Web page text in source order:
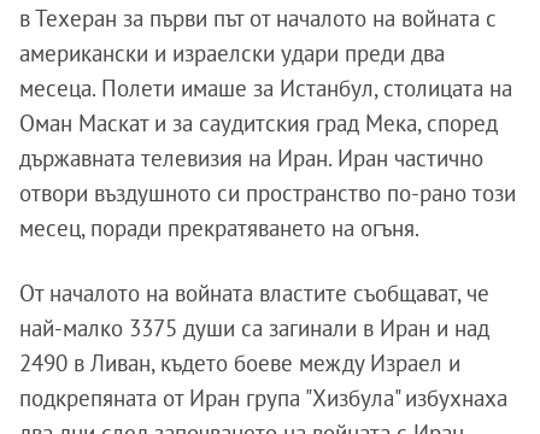
в Техеран за първи път от началото на войната с
американски и израелски удари преди два
месеца. Полети имаше за Истанбул, столицата на
Оман Маскат и за саудитския град Мека, според
държавната телевизия на Иран. Иран частично
отвори въздушното си пространство по-рано този
месец, поради прекратяването на огъня.
От началото на войната властите съобщават, че
най-малко 3375 души са загинали в Иран и над
2490 в Ливан, където боеве между Израел и
подкрепяната от Иран група "Хизбула" избухнаха